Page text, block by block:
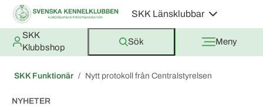
SKK Länsklubbar
SKK
Klubbshop
Sök Meny
SKK Funktionär Nytt protokoll från Centralstyrelsen
NYHETER